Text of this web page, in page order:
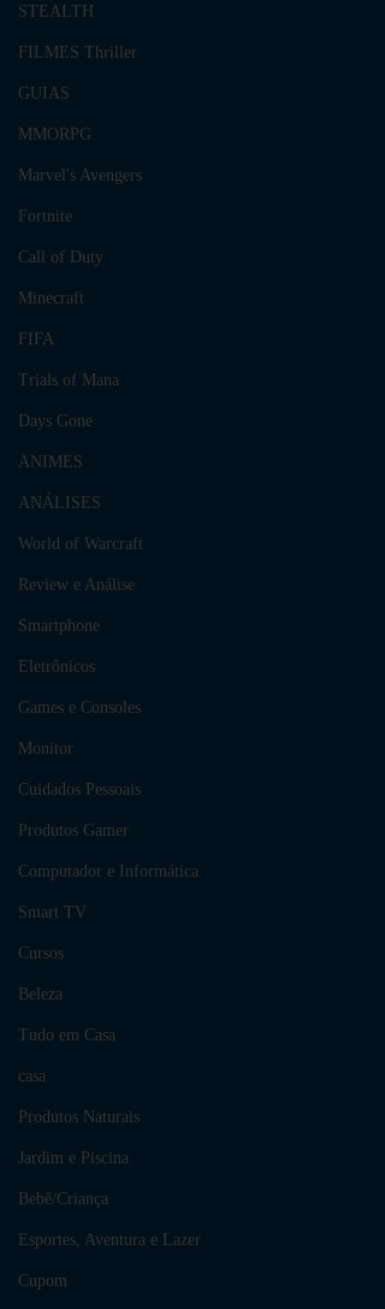
STEALTH
FILMES Thriller
GUIAS
MMORPG
Marvel's Avengers
Fortnite
Call of Duty
Minecraft
FIFA
Trials of Mana
Days Gone
ANIMES
ANÁLISES
World of Warcraft
Review e Análise
Smartphone
Eletrônicos
Games e Consoles
Monitor
Cuidados Pessoais
Produtos Gamer
Computador e Informática
Smart TV
Cursos
Beleza
Tudo em Casa
casa
Produtos Naturais
Jardim e Piscina
Bebê/Criança
Esportes, Aventura e Lazer
Cupom